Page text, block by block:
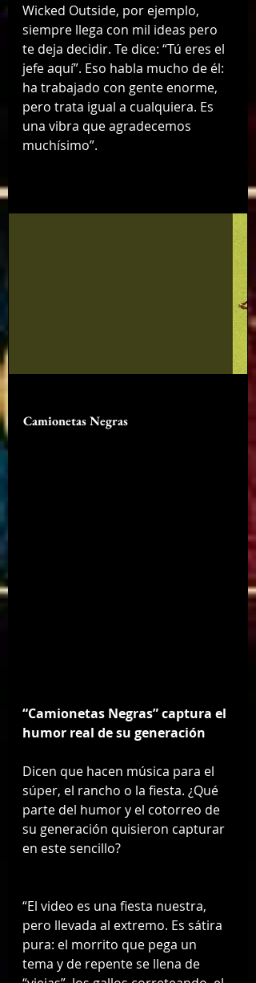
Wicked Outside, por ejemplo,
siempre llega con mil ideas pero
te deja decidir. Te dice: “Tú eres el
jefe aquí”. Eso habla mucho de él:
ha trabajado con gente enorme,
pero trata igual a cualquiera. Es
una vibra que agradecemos
muchísimo”.
Camionetas Negras
“Camionetas Negras” captura el
humor real de su generación
Dicen que hacen música para el
súper, el rancho o la fiesta. ¿Qué
parte del humor y el cotorreo de
su generación quisieron capturar
en este sencillo?
“El video es una fiesta nuestra,
pero llevada al extremo. Es sátira
pura: el morrito que pega un
tema y de repente se llena de